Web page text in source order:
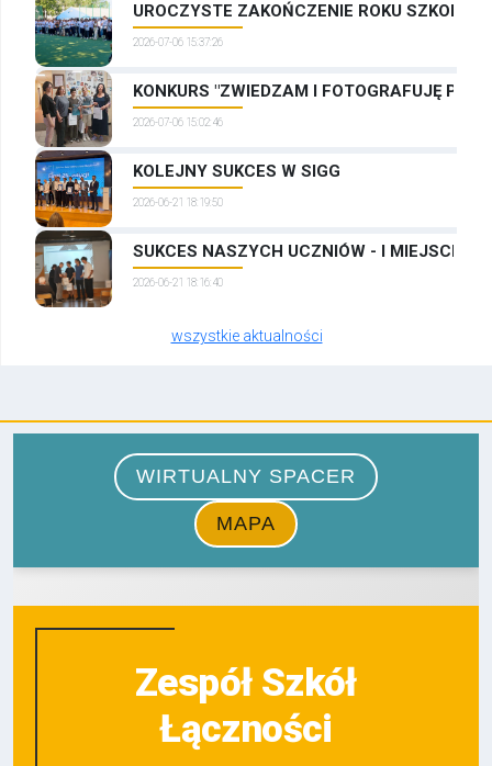
UROCZYSTE ZAKOŃCZENIE ROKU
2026-07-06 15:37:26
KONKURS "ZWIEDZAM I FOTOGRAFUJĘ
2026-07-06 15:02:46
KOLEJNY SUKCES W SIGG
2026-06-21 18:19:50
SUKCES NASZYCH UCZNIÓW - I MIEJSCE W
2026-06-21 18:16:40
wszystkie aktualności
Zespół Szkół
Łączności